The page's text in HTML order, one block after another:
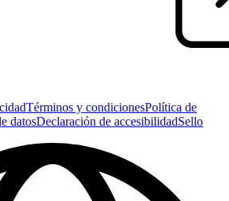
Términos y condicionesPolítica de
datosDeclaración de accesibilidadSello